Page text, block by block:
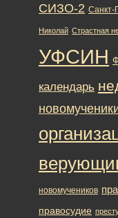
СИЗО-2 Санкт-
Николай Страстная
УФСИН
календарь
новомучеников
правосудие